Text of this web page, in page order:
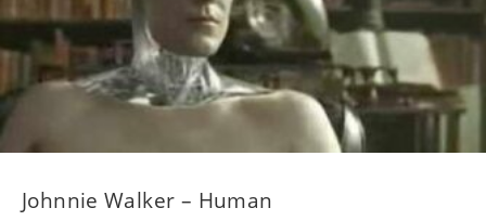
Johnnie Walker – Human